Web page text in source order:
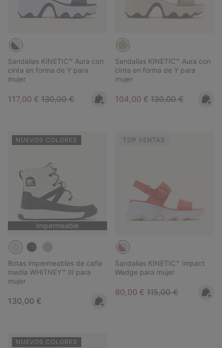
Sandalias KINETIC™ Aura con
cinta en forma de Y para
mujer
Sale price:
117,00 € Regular price:
130,00 €
Sandalias KINETIC™ Aura con
cinta en forma de Y para
mujer
Sale price:
104,00 € Regular price:
130,00 €
NUEVOS COLORES
Impermeable
Botas impermeables de caña
media WHITNEY™ III para
mujer
Regular price:
130,00 €
TOP VENTAS
Sandalias KINETIC™ Impact
Wedge para mujer
Sale price:
80,00 € Regular price:
115,00 €
NUEVOS COLORES